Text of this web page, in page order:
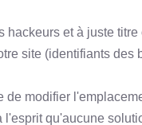
hackeurs et à juste
site (identifiants des
de modifier
l'esprit qu'aucune